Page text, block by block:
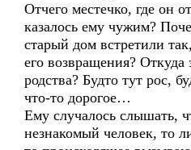
Отчего местечко, где он
казалось ему чужим?
старый дом встретили
его возвращения? Откуда
родства? Будто тут рос,
что-то дорогое…
Ему случалось слышать,
незнакомый человек, то